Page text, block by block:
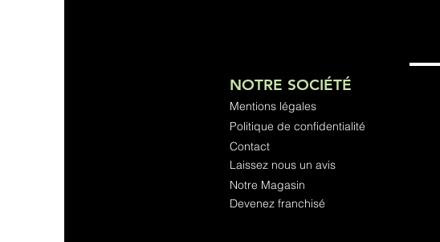
NOTRE SOCIÉTÉ
Mentions légales
Politique de confidentialité
Contact
Laissez nous un avis
Notre Magasin
Devenez franchisé